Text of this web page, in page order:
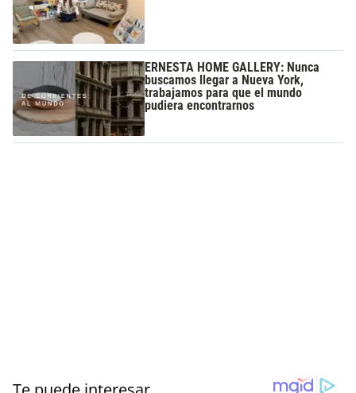
ERNESTA HOME GALLERY: Nunca
buscamos llegar a Nueva York,
trabajamos para que el mundo
pudiera encontrarnos